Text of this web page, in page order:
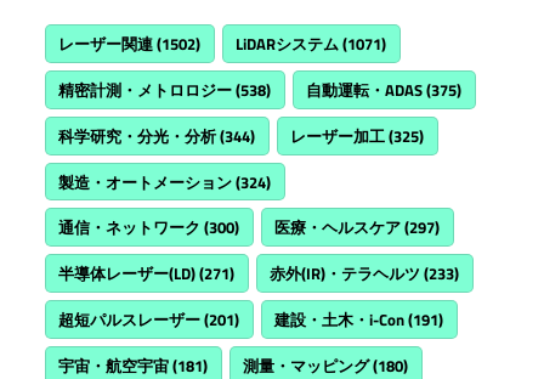
レーザー関連(1502) LiDARシステム(1071)
精密計測・メトロロジー(538) 自動運転・ADAS(375)
科学研究・分光・分析(344) レーザー加工(325)
製造・オートメーション(324)
通信・ネットワーク (300) 医療・ヘルスケア(297)
半導体レーザー(LD)(271) 赤外(IR)・テラヘルツ (233)
超短パルスレーザー(201) 建設・土木・i-Con(191)
宇宙・航空宇宙(181) 測量・マッピング(180)